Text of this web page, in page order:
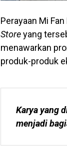
Perayaan Mi
Storeyang
menawarkan
produk-produk
Karya yang
menjadi